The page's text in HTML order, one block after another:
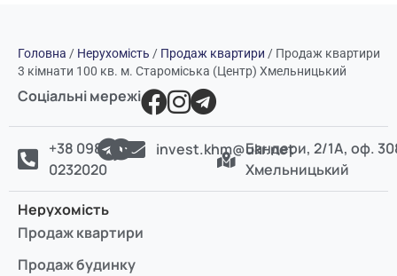
Головна / Нерухомість / Продаж квартири / Продаж квартири
3 кімнати 100 кв. м. Староміська (Центр) Хмельницький
Соціальні мережі
+38 098
0232020
invest.khm@ukr.netБандери, 2/1А, оф.
Хмельницький
Нерухомість
Продаж квартири
Продаж будинку